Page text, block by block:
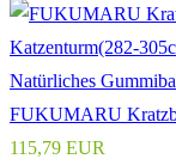
FUKUMARU
115,79 EUR